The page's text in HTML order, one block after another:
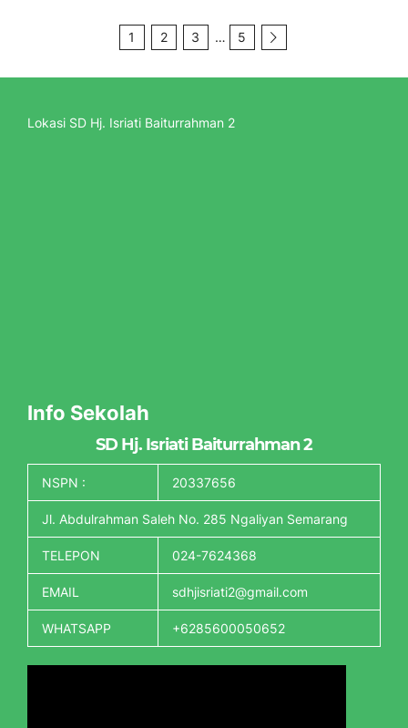
1 2 3 … 5
Lokasi SD Hj. Isriati Baiturrahman 2
Info Sekolah
SD Hj. Isriati Baiturrahman 2
NSPN : 20337656
Jl. Abdulrahman Saleh No. 285 Ngaliyan Semarang
TELEPON 024-7624368
EMAIL sdhjisriati2@gmail.com
WHATSAPP +6285600050652